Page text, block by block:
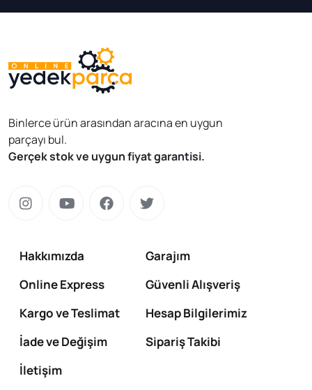
Binlerce ürün arasından aracına en uygun
parçayı bul.
Gerçek stok ve uygun fiyat garantisi.
Hakkımızda
Garajım
Online Express
Güvenli Alışveriş
Kargo ve Teslimat
Hesap Bilgilerimiz
İade ve Değişim
Sipariş Takibi
İletişim